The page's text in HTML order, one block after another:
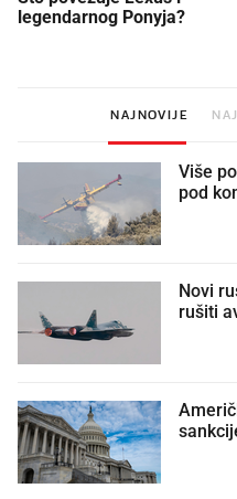
legendarnog Ponyja?
NAJNOVIJE
Više
pod
Novi
rušiti